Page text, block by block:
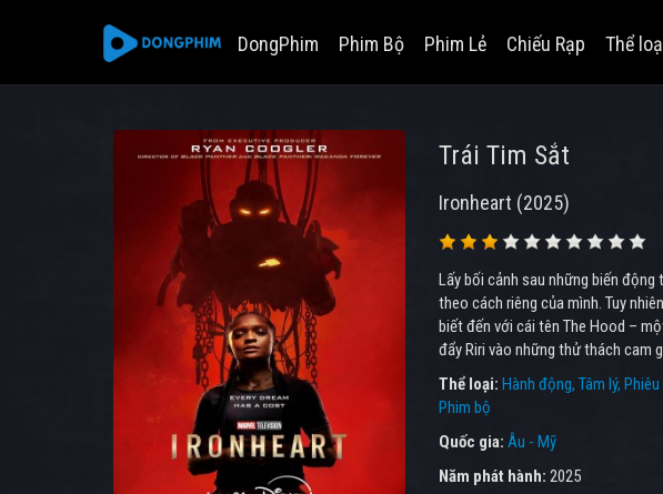
DongPhim Phim Bộ Phim Lẻ Chiếu Rạp Thể
Trái Tim Sắt
Ironheart (2025)
Lấy bối cảnh sau những biến
theo cách riêng của mình. Tuy
biết đến với cái tên The Hood –
đẩy Riri vào những thử thách cam
Thể loại: Hành động Tâm lý Phiêu
Phim bộ
Quốc gia: Âu - Mỹ
Năm phát hành: 2025